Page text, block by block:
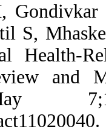
6. Yuwanati
Sarode GS,
Planus on
Systematic
2021
10.3390/